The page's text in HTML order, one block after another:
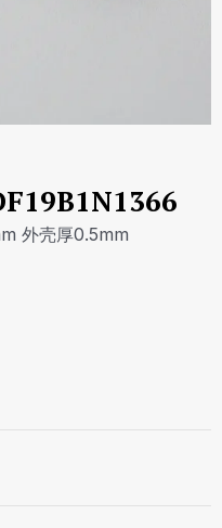
外壳厚0.5mm